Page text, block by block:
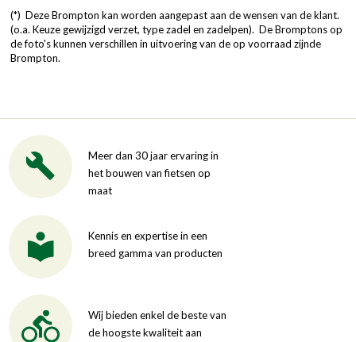
(*) Deze Brompton kan worden aangepast aan de wensen van de klant.
(o.a. Keuze gewijzigd verzet, type zadel en zadelpen). De Bromptons op
de foto's kunnen verschillen in uitvoering van de op voorraad zijnde
Brompton.
Meer dan 30 jaar ervaring in
het bouwen van fietsen op
maat
Kennis en expertise in een
breed gamma van producten
Wij bieden enkel de beste van
de hoogste kwaliteit aan